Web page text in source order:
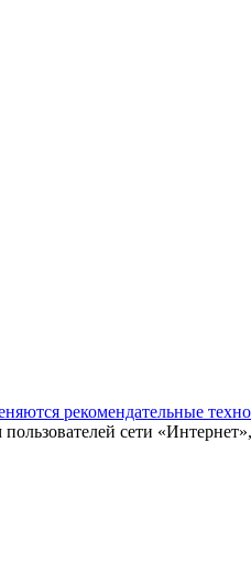
рекомендательные
сети